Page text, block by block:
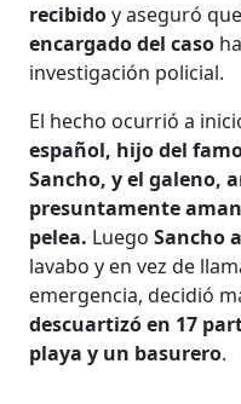
recibidoy aseguró que
encargado del caso
investigación policial.
El hecho ocurrió a
español, hijo del
Sancho, y el galeno,
presuntamente
pelea. LuegoSancho
lavabo y en vez de
emergencia, decidió
descuartizó en 17
playa y un basurero.